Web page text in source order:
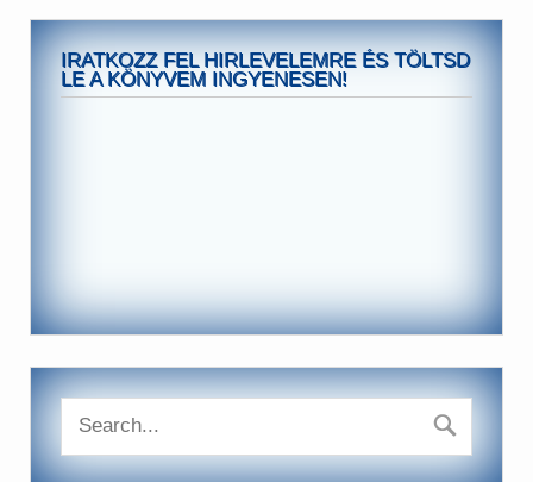
IRATKOZZ FEL HIRLEVELEMRE ÉS TÖLTSD
LE A KÖNYVEM INGYENESEN!